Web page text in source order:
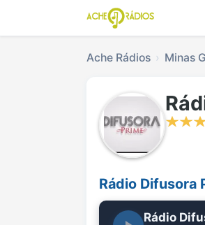
Ache Rádios Minas
Rádio Difusora
Rádio